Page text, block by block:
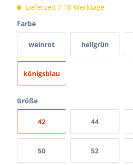
Lieferzeit 7-10 Werktage
Farbe
weinrot hellgrün
königsblau
Größe
42 44
50 52